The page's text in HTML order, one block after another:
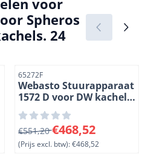
Spheros
24
Artikelnummer
65272F
Webasto Stuurapparaat
1572 D voor DW kachels.
24 Volt. (1-33)
Van 551,20 voor 468,52,
€551,20€468,52
(Prijs excl. btw):€468,52